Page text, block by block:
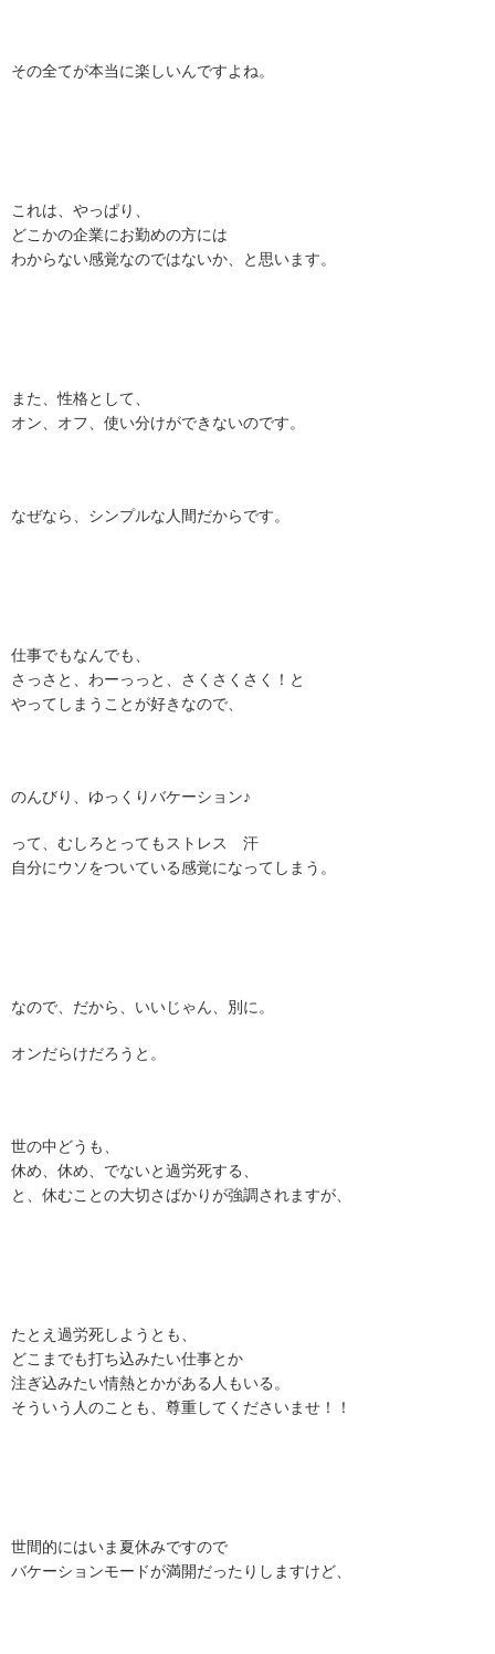
その全てが本当に楽しいんですよね。
これは、やっぱり、
どこかの企業にお勤めの方には
わからない感覚なのではないか、と思います。
また、性格として、
オン、オフ、使い分けができないのです。
なぜなら、シンプルな人間だからです。
仕事でもなんでも、
さっさと、わーっっと、さくさくさく！と
やってしまうことが好きなので、
のんびり、ゆっくりバケーション♪
って、むしろとってもストレス 汗
自分にウソをついている感覚になってしまう。
なので、だから、いいじゃん、別に。
オンだらけだろうと。
世の中どうも、
休め、休め、でないと過労死する、
と、休むことの大切さばかりが強調されますが、
たとえ過労死しようとも、
どこまでも打ち込みたい仕事とか
注ぎ込みたい情熱とかがある人もいる。
そういう人のことも、尊重してくださいませ！！
世間的にはいま夏休みですので
バケーションモードが満開だったりしますけど、